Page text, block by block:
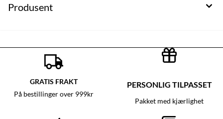
Produsent
GRATIS FRAKT
På bestillinger over 999kr
PERSONLIG TILPASSET
Pakket med kjærlighet